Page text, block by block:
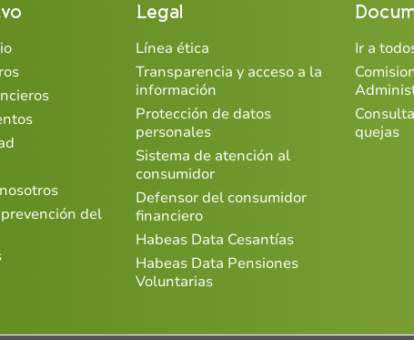
del
Legal
Línea ética
Transparencia y acceso a la
información
Protección de datos
personales
Sistema de atención al
consumidor
Defensor del consumidor
financiero
Habeas Data Cesantías
Habeas Data Pensiones
Voluntarias
Ir a
quejas